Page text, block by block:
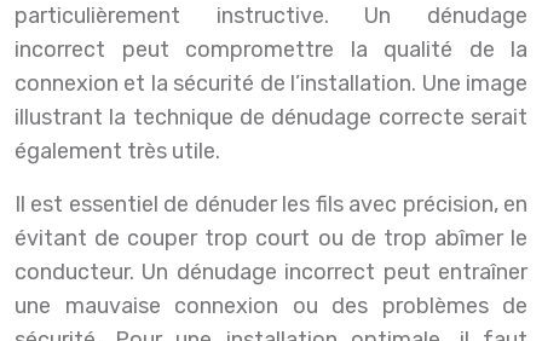
particulièrement instructive. Un dénudage
incorrect peut compromettre la qualité de la
connexion et la sécurité de l’installation. Une image
illustrant la technique de dénudage correcte serait
également très utile.
Il est essentiel de dénuder les fils avec précision, en
évitant de couper trop court ou de trop abîmer le
conducteur. Un dénudage incorrect peut entraîner
une mauvaise connexion ou des problèmes de